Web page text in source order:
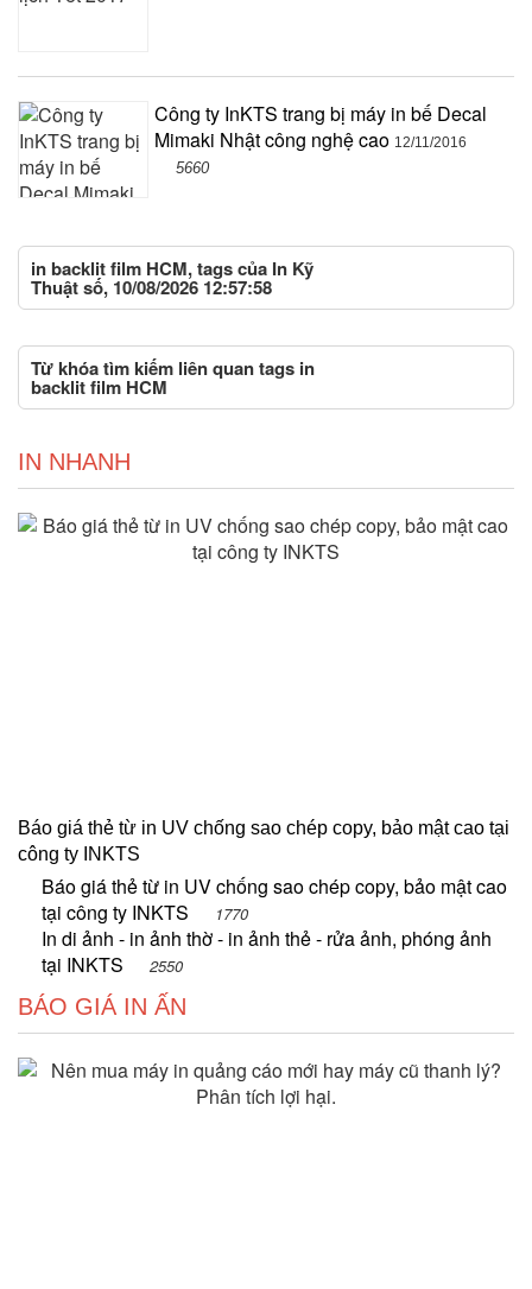
Công ty InKTS trang bị máy in bế Decal
Mimaki Nhật công nghệ cao 12/11/2016
5660
in backlit film HCM, tags của In Kỹ
Thuật số, 10/08/2026 12:57:58
Từ khóa tìm kiếm liên quan tags in
backlit film HCM
IN NHANH
Báo giá thẻ từ in UV chống sao chép copy, bảo mật cao tại
công ty INKTS
Báo giá thẻ từ in UV chống sao chép copy, bảo mật cao
tại công ty INKTS
1770
In di ảnh - in ảnh thờ - in ảnh thẻ - rửa ảnh, phóng ảnh
tại INKTS
2550
BÁO GIÁ IN ẤN